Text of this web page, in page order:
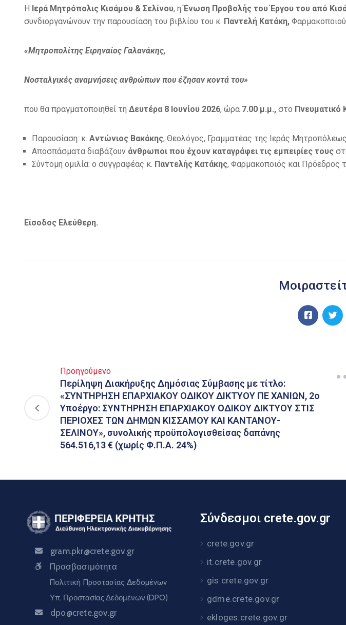
Η Ιερά Μητρόπολις Κισάμου & Σελίνου, ηΈνωση Προβολής του Έργου του από
συνδιοργανώνουν την παρουσίαση του βιβλίου του κ. Παντελή Κατάκη,
«Μητροπολίτης Ειρηναίος Γαλανάκης,
Νοσταλγικές αναμνήσεις ανθρώπων που έζησαν κοντά του»
που θα πραγματοποιηθεί τη Δευτέρα 8 Ιουνίου 2026, ώρα 7.00 μ.μ., στο Πνευματικό
Παρουσίαση: κ. Αντώνιος Βακάκης, Θεολόγος, Γραμματέας της Ιεράς
Αποσπάσματα διαβάζουν άνθρωποι που έχουν καταγράφει τις εμπειρίες τους
Σύντομη ομιλία: ο συγγραφέας κ. Παντελής Κατάκης, Φαρμακοποιός και Πρόεδρος
Είσοδος Ελεύθερη.
Προηγούμενο
Περίληψη Διακήρυξης Δημόσιας Σύμβασης με τίτλο:
«ΣΥΝΤΗΡΗΣΗ ΕΠΑΡΧΙΑΚΟΥ ΟΔΙΚΟΥ ΔΙΚΤΥΟΥ ΠΕ ΧΑΝΙΩΝ, 2ο
Υποέργο: ΣΥΝΤΗΡΗΣΗ ΕΠΑΡΧΙΑΚΟΥ ΟΔΙΚΟΥ ΔΙΚΤΥΟΥ ΣΤΙΣ
ΠΕΡΙΟΧΕΣ ΤΩΝ ΔΗΜΩΝ ΚΙΣΣΑΜΟΥ ΚΑΙ ΚΑΝΤΑΝΟΥ-
ΣΕΛΙΝΟΥ», συνολικής προϋπολογισθείσας δαπάνης
564.516,13 € (χωρίς Φ.Π.Α. 24%)
gram.pkr@crete.gov.gr
Προσβασιμότητα
Πολιτική Προστασίας Δεδομένων
Υπ. Προστασίας Δεδομένων (DPO)
dpo@crete.gov.gr
Σύνδεσμοι crete.gov.gr
crete.gov.gr
it.crete.gov.gr
gis.crete.gov.gr
gdme.crete.gov.gr
ekloges.crete.gov.gr